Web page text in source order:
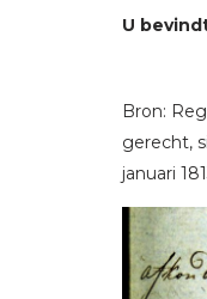
U
Bron:
gerecht,
januari